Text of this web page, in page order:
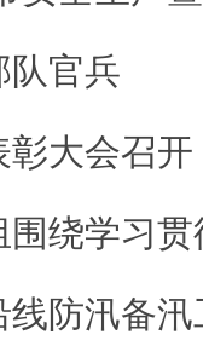
队官兵
防汛备汛